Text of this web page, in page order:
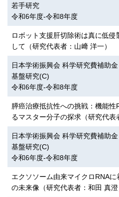
若手研究
令和6年度-令和8年度
ロボット支援肝切除術は真に低
して（研究代表者：山﨑 洋一）
日本学術振興会 科学研究費補助金
基盤研究(C)
令和6年度-令和8年度
膵癌治療抵抗性への挑戦：機能性
るマスター分子の探求（研究代表
日本学術振興会 科学研究費補助金
基盤研究(C)
令和6年度-令和8年度
エクソソーム由来マイクロRNA
の未来像（研究代表者：和田 真澄